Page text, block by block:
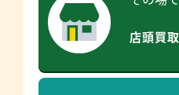
店頭買取